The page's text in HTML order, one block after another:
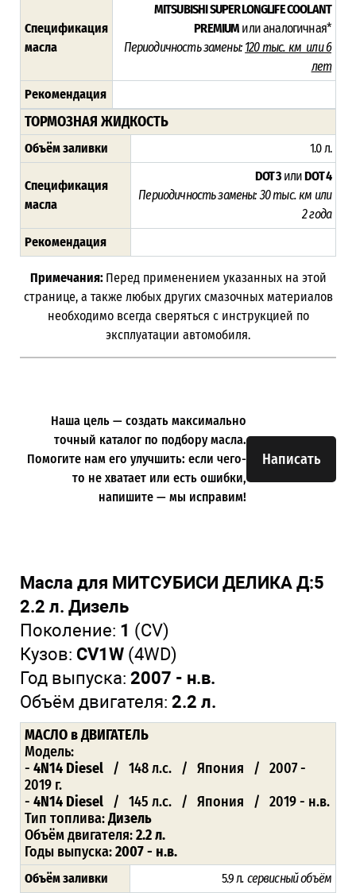
Спецификация
масла
MITSUBISHI SUPER LONGLIFE COOLANT
PREMIUM или аналогичная*
Периодичность замены: 120 тыс. км или 6
лет
Рекомендация
ТОРМОЗНАЯ ЖИДКОСТЬ
Объём заливки 1.0 л.
Спецификация
масла
DOT 3 илиDOT 4
Периодичность замены:30 тыс. км или
2 года
Рекомендация
Примечания: Перед применением указанных на этой
странице, а также любых других смазочных материалов
необходимо всегда сверяться с инструкцией по
эксплуатации автомобиля.
Написать
Наша цель — создать максимально
точный каталог по подбору масла.
Помогите нам его улучшить: если чего-
то не хватает или есть ошибки,
напишите — мы исправим!
Масла для МИТСУБИСИ ДЕЛИКА Д:5
2.2 л. Дизель
Поколение: 1 (CV)
Кузов: CV1W (4WD)
Год выпуска: 2007 - н.в.
Объём двигателя: 2.2 л.
МАСЛО в ДВИГАТЕЛЬ
Модель:
- 4N14 Diesel / 148 л.с. / Япония / 2007 -
2019 г.
- 4N14 Diesel / 145 л.с. / Япония / 2019 - н.в.
Тип топлива:Дизель
Объём двигателя:2.2 л.
Годы выпуска:2007 - н.в.
Объём заливки 5.9 л. сервисный объём